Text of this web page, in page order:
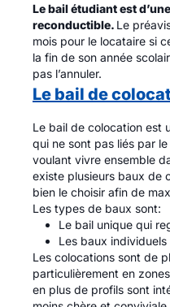
Le bail étudiant est
reconductible. Le
mois pour le locataire si
la fin de son année
pas l’annuler.
Le bail de
Le bail de colocation est
qui ne sont pas liés par
voulant vivre ensemble
existe plusieurs baux de
bien le choisir afin de
Les types de baux sont:
Le bail unique qui
Les baux individuels
Les colocations sont de
particulièrement en
en plus de profils sont